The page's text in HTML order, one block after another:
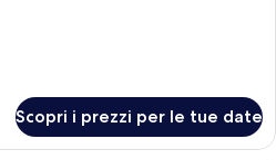
Scopri i prezzi per le tue date